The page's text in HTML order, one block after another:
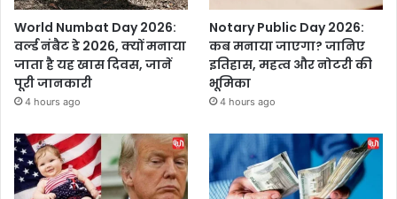
World Numbat Day 2026:
वर्ल्ड नंबैट डे 2026, क्यों मनाया
जाता है यह खास दिवस, जानें
पूरी जानकारी
4 hours ago
Notary Public Day 2026:
कब मनाया जाएगा? जानिए
इतिहास, महत्व और नोटरी की
भूमिका
4 hours ago